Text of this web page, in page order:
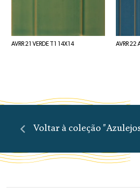
AVRR 21 VERDE T1 14X14 AVRR 22
Voltar à coleção